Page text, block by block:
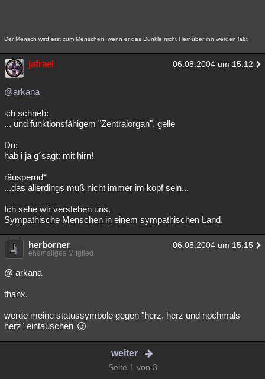
Der Mensch wird erst zum Menschen, wenn er das Dunkle nicht Herr über ihn werden läßt
jafrael 06.08.2004 um 15:12
@arkana
ich schrieb:
... und funktionsfähigem "Zentralorgan", gelle
Du:
hab i ja g´sagt: mit hirn!
räuspernd*
...das allerdings muß nicht immer im kopf sein...
Ich sehe wir verstehen uns.
Sympathische Menschen in einem sympathischen Land.
herborner 06.08.2004 um 15:15
ehemaliges Mitglied
@ arkana
thanx.
werde meine statussymbole gegen "herz, herz und nochmals
herz" eintauschen
weiter
Seite 1 von 3